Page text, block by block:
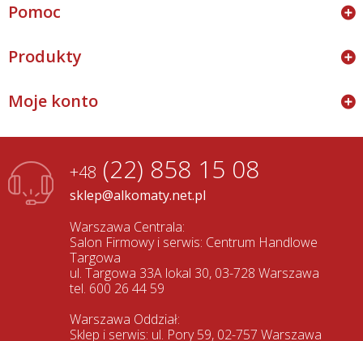
Pomoc
Produkty
Moje konto
+48 (22) 858 15 08
sklep@alkomaty.net.pl
Warszawa Centrala:
Salon Firmowy i serwis: Centrum Handlowe
Targowa
ul. Targowa 33A lokal 30, 03-728 Warszawa
tel. 600 26 44 59
Warszawa Oddział:
Sklep i serwis: ul. Pory 59, 02-757 Warszawa